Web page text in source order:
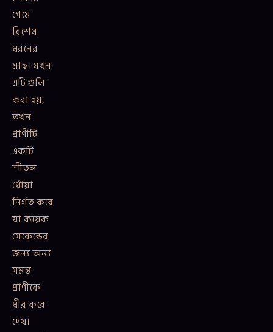
গেমে
বিশেষ
ধরনের
মাছ। যখন
এটি গুলি
করা হয়,
তখন
প্রাণীটি
একটি
শীতল
ধোঁয়া
নির্গত করে
যা কয়েক
সেকেন্ডের
জন্য অন্য
সমস্ত
প্রাণীকে
ধীর করে
দেয়।